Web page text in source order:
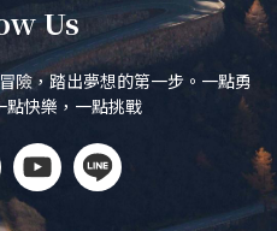
Us
險，踏出夢想的第一步。一點勇
點快樂，一點挑戰